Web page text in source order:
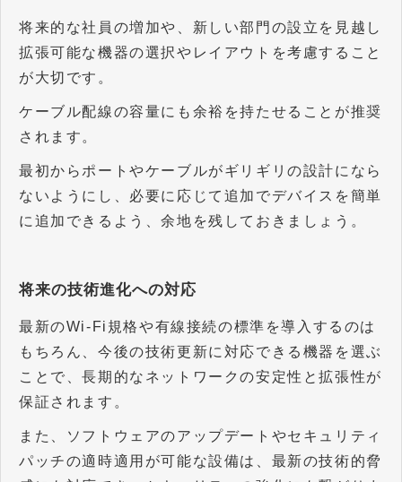
将来的な社員の増加や、新しい部門の設立を見越し
拡張可能な機器の選択やレイアウトを考慮すること
が大切です。
ケーブル配線の容量にも余裕を持たせることが推奨
されます。
最初からポートやケーブルがギリギリの設計になら
ないようにし、必要に応じて追加でデバイスを簡単
に追加できるよう、余地を残しておきましょう。
将来の技術進化への対応
最新のWi-Fi規格や有線接続の標準を導入するのは
もちろん、今後の技術更新に対応できる機器を選ぶ
ことで、長期的なネットワークの安定性と拡張性が
保証されます。
また、ソフトウェアのアップデートやセキュリティ
パッチの適時適用が可能な設備は、最新の技術的脅